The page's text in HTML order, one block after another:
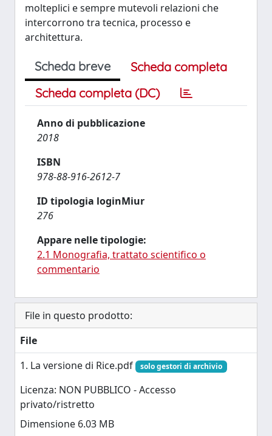
molteplici e sempre mutevoli relazioni che
intercorrono tra tecnica, processo e
architettura.
Scheda breve
Scheda completa
Scheda completa (DC)
Anno di pubblicazione
2018
ISBN
978-88-916-2612-7
ID tipologia loginMiur
276
Appare nelle tipologie:
2.1 Monografia, trattato scientifico o
commentario
File in questo prodotto:
File
1. La versione di Rice.pdf
solo gestori di archivio
Licenza: NON PUBBLICO - Accesso
privato/ristretto
Dimensione 6.03 MB